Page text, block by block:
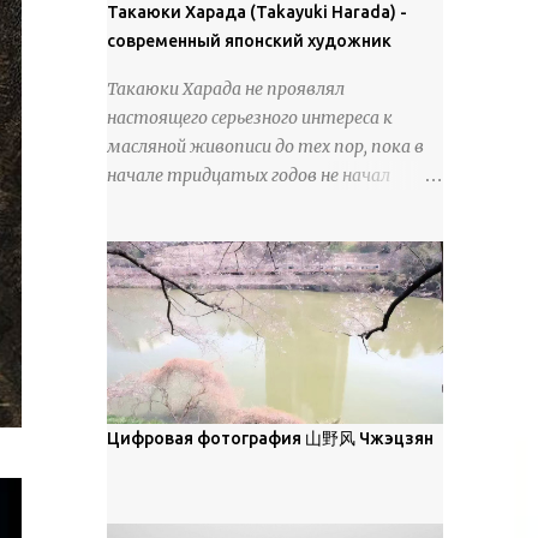
18 век. Шахматный набор "Рыцари
против турок" в шкатулке из
см, Холмогоры, 18 век....
покрова может восприниматься как
матовая. Такое свойство чаще всего
метелевого и фирнизированного снега.
Тем не менее, иногда значительное
количество кристаллов может
располагаться в одной плоскости,
поверхностной изморози. В данном
случае усиливается зеркальное
отражение, что приводит к
искристости снега, зависящей от
положения наблюдателя и высоты
солнца. Зеркальные свойства наиболее
заметны при угле солнечного света 15°
и ниже; при более высокой солнечной
описываются индикатрисой ...
Такаюки Харада (Takayuki Harada) -
современный японский художник
Такаюки Харада не проявлял
настоящего серьезного интереса к
масляной живописи до тех пор, пока в
начале тридцатых годов не начал
художественные музеи и галереи, он
был глубоко тронут и вдохновлен
красотой масляной живописи великих
мастеров. Искусствовед Брайан
Шервин прокомментировал картины
художника, заявив, что "Такаюки
Харада сочетает в себе классическую
смысле, персонажи его картин
Цифровая фотография 山野风 Чжэцзян